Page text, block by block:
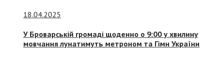
18.04.2025
У Броварській громаді щоденно о 9:00 у хвилину
мовчання лунатимуть метроном та Гімн України